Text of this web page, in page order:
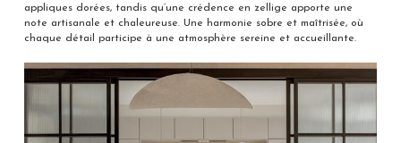
appliques dorées, tandis qu’une crédence en zellige apporte une
note artisanale et chaleureuse. Une harmonie sobre et maîtrisée, où
chaque détail participe à une atmosphère sereine et accueillante.